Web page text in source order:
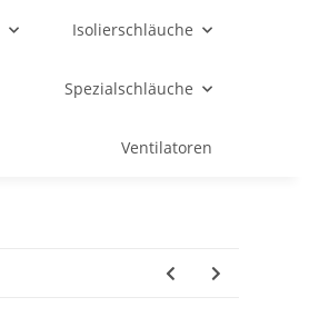
Isolierschläuche
Spezialschläuche
Ventilatoren